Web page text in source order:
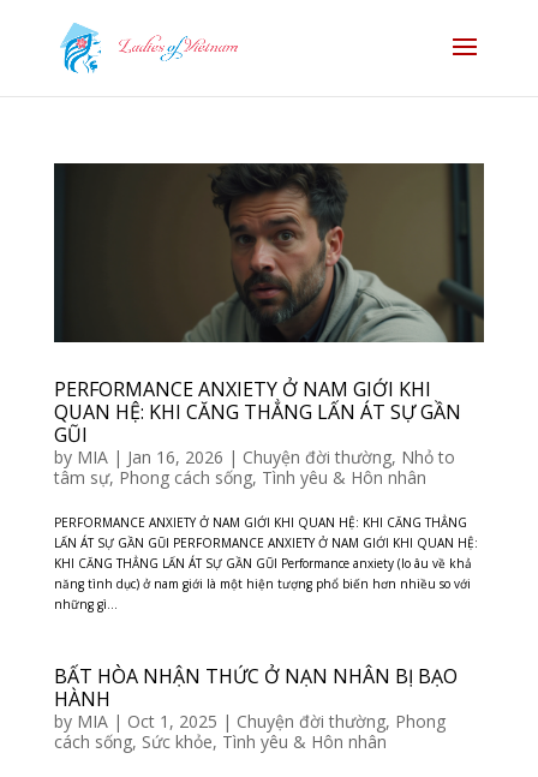
PERFORMANCE ANXIETY Ở NAM GIỚI KHI
QUAN HỆ: KHI CĂNG THẲNG LẤN ÁT SỰ GẦN
GŨI
by MIA| Jan 16, 2026 | Chuyện đời thường, Nhỏ to
tâm sự, Phong cách sống, Tình yêu & Hôn nhân
PERFORMANCE ANXIETY Ở NAM GIỚI KHI QUAN HỆ: KHI CĂNG THẲNG
LẤN ÁT SỰ GẦN GŨI PERFORMANCE ANXIETY Ở NAM GIỚI KHI QUAN HỆ:
KHI CĂNG THẲNG LẤN ÁT SỰ GẦN GŨI Performance anxiety (lo âu về khả
năng tình dục) ở nam giới là một hiện tượng phổ biến hơn nhiều so với
những gì...
BẤT HÒA NHẬN THỨC Ở NẠN NHÂN BỊ BẠO
HÀNH
by MIA| Oct 1, 2025 | Chuyện đời thường, Phong
cách sống, Sức khỏe, Tình yêu & Hôn nhân